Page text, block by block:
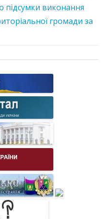
підсумки виконання
громади за